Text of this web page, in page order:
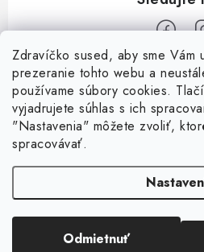
Zdravíčko sused, aby sme Vám
prezeranie tohto webu a
používame súbory cookies.
vyjadrujete súhlas s ich
"Nastavenia" môžete zvoliť,
spracovávať.
Odmietnuť
O nás
Kontakty
Susedov blog
Pre lepšie susedstvo
Všetko o nákupe
Doprava a platba
Ako balíme zásielky?
Dokumenty
Copyright 2026 .